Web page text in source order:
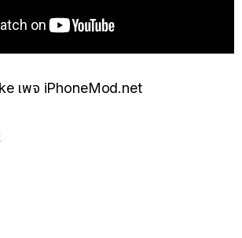
เพจ iPhoneMod.net